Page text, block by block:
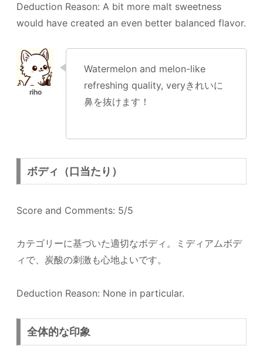
Deduction Reason: A bit more malt sweetness
would have created an even better balanced flavor.
Watermelon and melon-like
refreshing quality, veryきれいに
鼻を抜けます！
ボディ（口当たり）
Score and Comments: 5/5
カテゴリーに基づいた適切なボディ。ミディアムボデ
ィで、炭酸の刺激も心地よいです。
Deduction Reason: None in particular.
全体的な印象